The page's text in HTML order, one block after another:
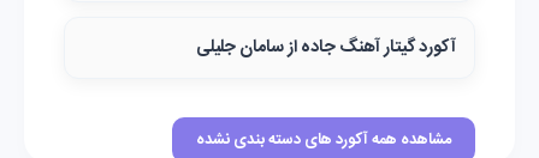
آکورد گیتار آهنگ جاده از سامان جلیلی
مشاهده همه آکورد های دسته بندی نشده